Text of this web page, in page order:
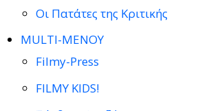
Οι Πατάτες της Κριτικής
MULTI-ΜΕΝΟΥ
Filmy-Press
FILMY KIDS!